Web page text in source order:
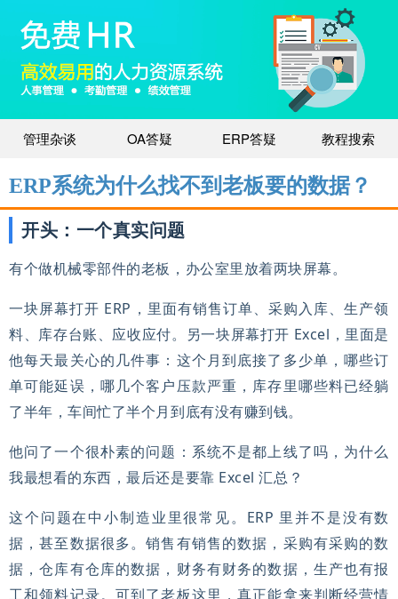
管理杂谈 OA答疑 ERP答疑 教程搜索
ERP系统为什么找不到老板要的数据？
开头：一个真实问题
有个做机械零部件的老板，办公室里放着两块屏幕。
一块屏幕打开 ERP，里面有销售订单、采购入库、生产领
料、库存台账、应收应付。另一块屏幕打开 Excel，里面是
他每天最关心的几件事：这个月到底接了多少单，哪些订
单可能延误，哪几个客户压款严重，库存里哪些料已经躺
了半年，车间忙了半个月到底有没有赚到钱。
他问了一个很朴素的问题：系统不是都上线了吗，为什么
我最想看的东西，最后还是要靠 Excel 汇总？
这个问题在中小制造业里很常见。ERP 里并不是没有数
据，甚至数据很多。销售有销售的数据，采购有采购的数
据，仓库有仓库的数据，财务有财务的数据，生产也有报
工和领料记录。可到了老板这里，真正能拿来判断经营情